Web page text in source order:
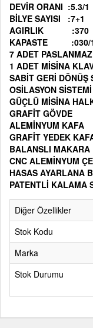
DEVİR ORANI :5.3/1
BİLYE SAYISI :7+1
AGIRLIK :370
KAPASTE :030/
7 ADET
1 ADET MİSİNA
SABİT GERİ DÖNÜŞ
OSİLASYON SİSTEMİ
GÜÇLÜ MİSİNA
GRAFİT GÖVDE
ALEMİNYUM KAFA
GRAFİT YEDEK
BALANSLI MAKARA
CNC ALEMİNYUM
HASAS AYARLANA
PATENTLİ KALAMA
Diğer Özellikler
Stok Kodu
Marka
Stok Durumu